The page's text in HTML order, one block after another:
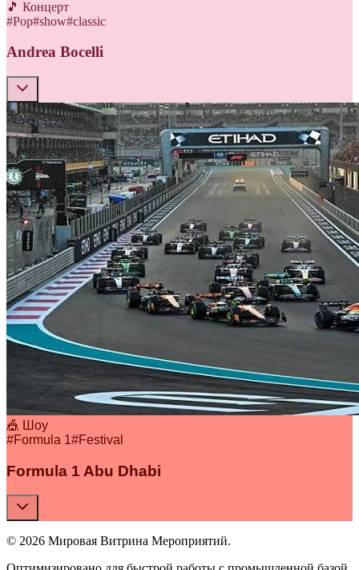
🎵 Концерт
#Pop#show#classic
Andrea Bocelli
🎪 Шоу
#Formula 1#Festival
Formula 1 Abu Dhabi
© 2026 Мировая Витрина Мероприятий.